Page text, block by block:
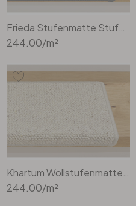
Frieda Stufenmatte Stufenmatte Rechteckig in Grey
244.00/m²
Khartum Wollstufenmatte Stufenmatte Rechteckig Wunschmass in Greige
244.00/m²